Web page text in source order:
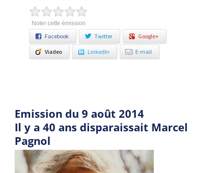
Noter cette émission
Facebook Twitter Google+
Viadeo LinkedIn E-mail
Emission du 9 août 2014
Il y a 40 ans disparaissait Marcel
Pagnol